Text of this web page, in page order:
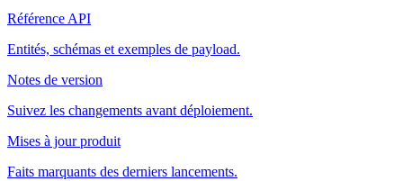
Référence API
Entités, schémas et exemples de payload.
Notes de version
Suivez les changements avant déploiement.
Mises à jour produit
Faits marquants des derniers lancements.